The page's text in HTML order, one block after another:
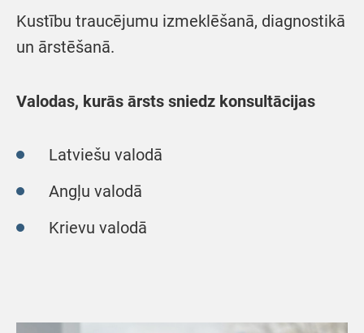
Kustību traucējumu izmeklēšanā, diagnostikā
un ārstēšanā.
Valodas, kurās ārsts sniedz konsultācijas
Latviešu valodā
Angļu valodā
Krievu valodā